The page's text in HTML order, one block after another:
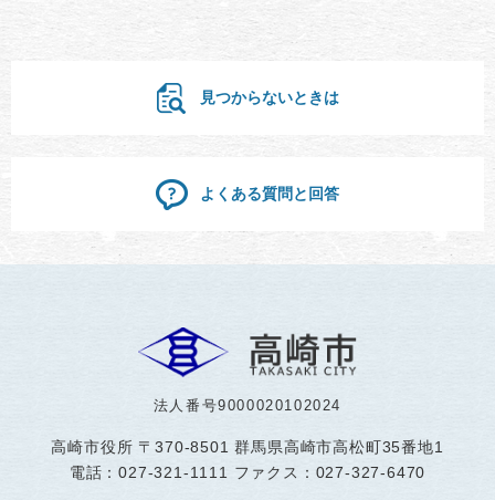
見つからないときは
よくある質問と回答
法人番号9000020102024
高崎市役所 〒370-8501 群馬県高崎市高松町35番地1
電話：027-321-1111 ファクス：027-327-6470